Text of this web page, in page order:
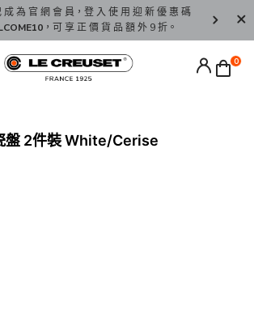
為 官 網 會 員，登 入 使 用 迎 新 優 惠 碼
，可 享 正 價 貨 品 額 外 9 折。
香 港 / 澳
0
盤 2件裝 White/Cerise